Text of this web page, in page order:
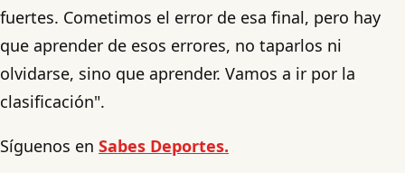
fuertes. Cometimos el error de esa final, pero hay
que aprender de esos errores, no taparlos ni
olvidarse, sino que aprender. Vamos a ir por la
clasificación".
Síguenos en Sabes Deportes.